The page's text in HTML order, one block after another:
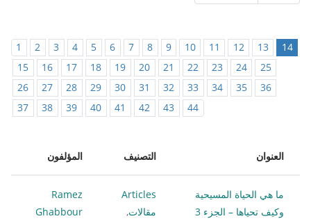
1 2 3 4 5 6 7 8 9 10 11 12 13
14
15
16 17 18 19 20 21 22 23 24
25
26
27 28 29 30 31 32 33 34 35
36
37
38 39 40 41 42 43 44
العنوان التصنيف المؤلفون
ما هي الحياة المسيحية
وكيف تحياها – الجزء 3
Articles
مقالات,
Ramez
Ghabbour